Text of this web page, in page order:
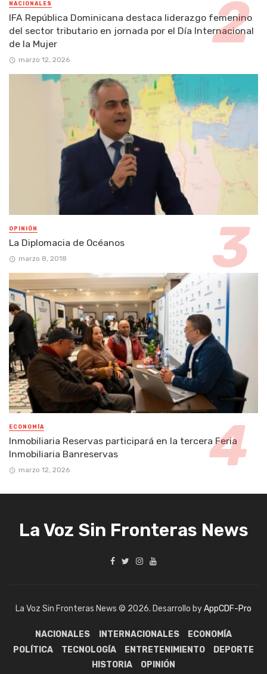
NACIONALES
IFA República Dominicana destaca liderazgo femenino
del sector tributario en jornada por el Día Internacional
de la Mujer
marzo 12, 2026
OPINIÓN
La Diplomacia de Océanos
marzo 8, 2018
ECONOMÍA
Inmobiliaria Reservas participará en la tercera Feria
Inmobiliaria Banreservas
marzo 12, 2026
La Voz Sin Fronteras News
La Voz Sin Fronteras News © 2026. Desarrollo byAppCDF-Pro
NACIONALES INTERNACIONALES
ECONOMÍA
POLÍTICA
TECNOLOGÍA ENTRETENIMIENTO
DEPORTE
HISTORIA
OPINIÓN